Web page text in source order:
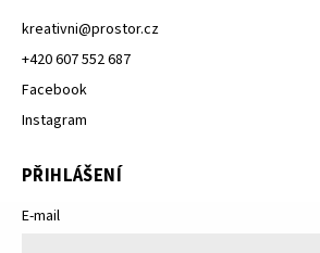
kreativni@prostor.cz
+420 607 552 687
Facebook
Instagram
PŘIHLÁŠENÍ
E-mail